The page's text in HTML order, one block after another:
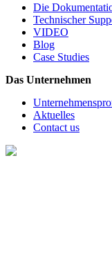
Die
Technischer
VIDEO
Blog
Case Studies
Das Unternehmen
Aktuelles
Contact us